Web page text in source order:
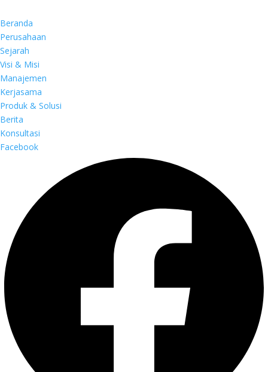
Beranda
Perusahaan
Sejarah
Visi & Misi
Manajemen
Kerjasama
Produk & Solusi
Berita
Konsultasi
Facebook